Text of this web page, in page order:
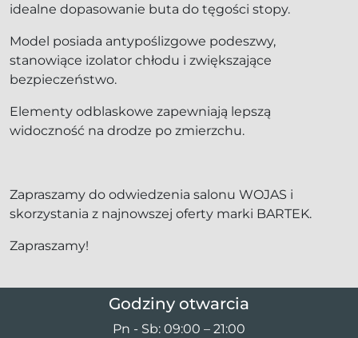
idealne dopasowanie buta do tęgości stopy.
Model posiada antypoślizgowe podeszwy,
stanowiące izolator chłodu i zwiększające
bezpieczeństwo.
Elementy odblaskowe zapewniają lepszą
widoczność na drodze po zmierzchu.
Zapraszamy do odwiedzenia salonu WOJAS i
skorzystania z najnowszej oferty marki BARTEK.
Zapraszamy!
Godziny otwarcia
Pn - Sb: 09:00 – 21:00